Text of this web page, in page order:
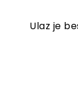
Ulaz je